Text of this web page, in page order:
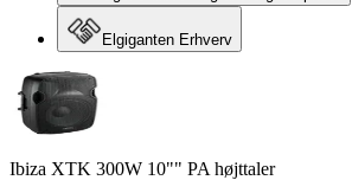
Elgiganten Erhverv
Ibiza XTK 300W 10"" PA højttaler